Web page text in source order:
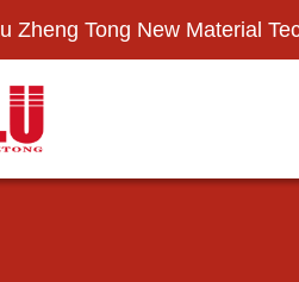
Zheng Tong New Material